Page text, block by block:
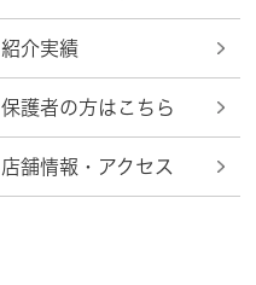
紹介実績
保護者の方はこちら
店舗情報・アクセス